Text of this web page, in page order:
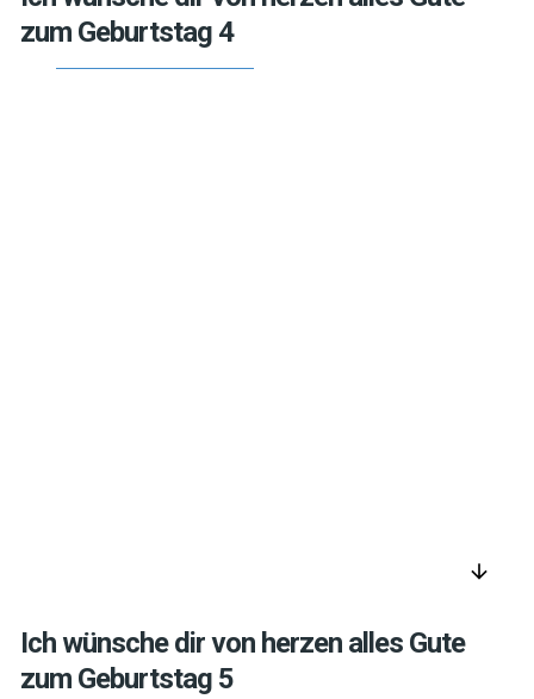
zum Geburtstag 4
arrow_downward
Ich wünsche dir von herzen alles Gute
zum Geburtstag 5